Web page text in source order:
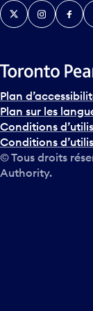
TwitterInstagram
Plan
Plan sur les
Conditions
Conditions
© Tous droits
Authority.